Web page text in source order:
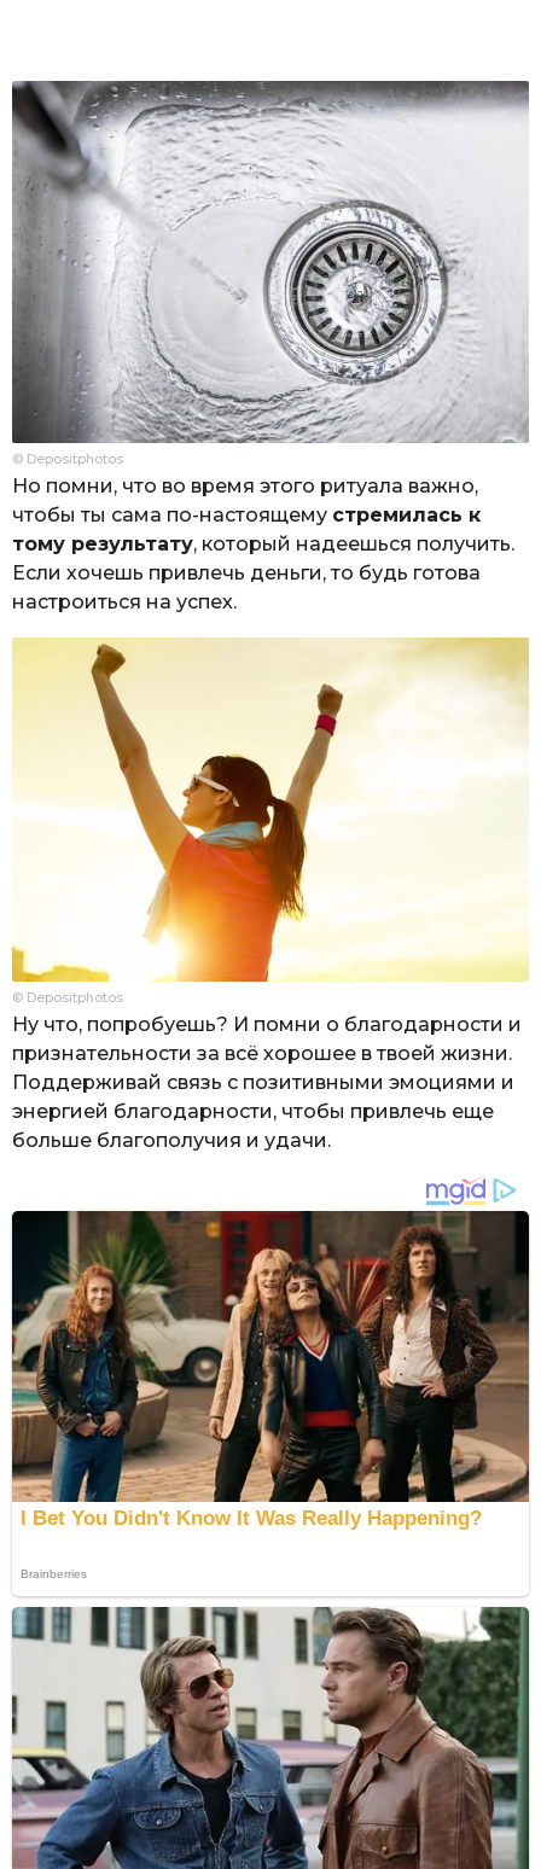
© Depositphotos
Но помни, что во время этого ритуала важно,
чтобы ты сама по-настоящему стремилась к
тому результату, который надеешься получить.
Если хочешь привлечь деньги, то будь готова
настроиться на успех.
© Depositphotos
Ну что, попробуешь? И помни о благодарности и
признательности за всё хорошее в твоей жизни.
Поддерживай связь с позитивными эмоциями и
энергией благодарности, чтобы привлечь еще
больше благополучия и удачи.